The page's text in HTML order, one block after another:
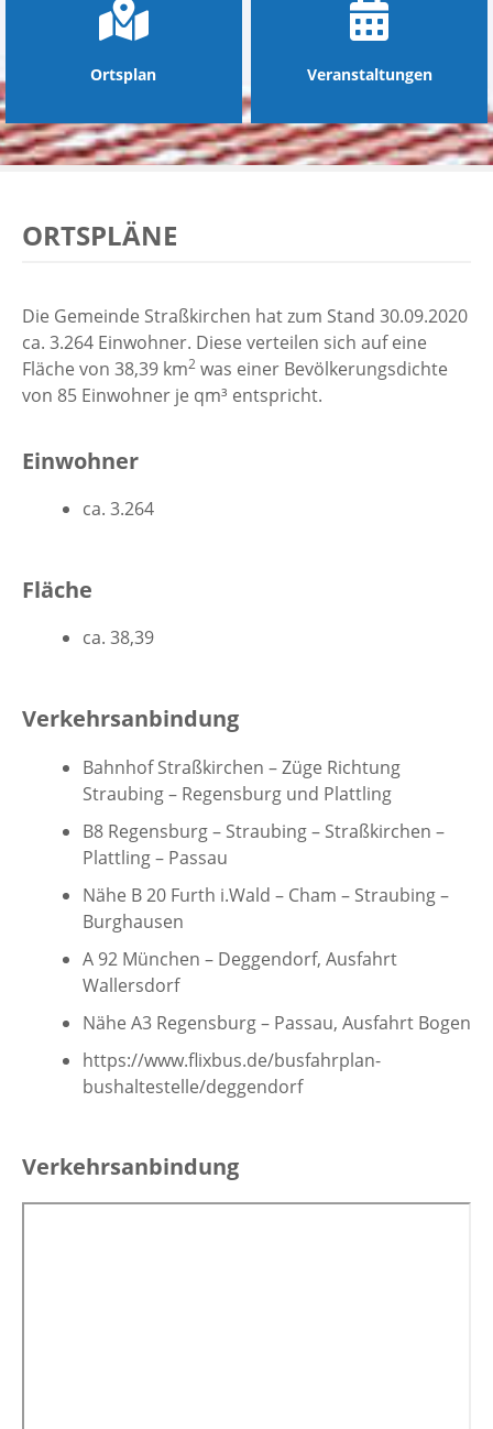
Ortsplan Veranstaltungen
ORTSPLÄNE
Die Gemeinde Straßkirchen hat zum Stand 30.09.2020
ca. 3.264 Einwohner. Diese verteilen sich auf eine
Fläche von 38,39 km2 was einer Bevölkerungsdichte
von 85 Einwohner je qm³ entspricht.
Einwohner
ca. 3.264
Fläche
ca. 38,39
Verkehrsanbindung
Bahnhof Straßkirchen – Züge Richtung
Straubing – Regensburg und Plattling
B8 Regensburg – Straubing – Straßkirchen –
Plattling – Passau
Nähe B 20 Furth i.Wald – Cham – Straubing –
Burghausen
A 92 München – Deggendorf, Ausfahrt
Wallersdorf
Nähe A3 Regensburg – Passau, Ausfahrt Bogen
https://www.flixbus.de/busfahrplan-
bushaltestelle/deggendorf
Verkehrsanbindung